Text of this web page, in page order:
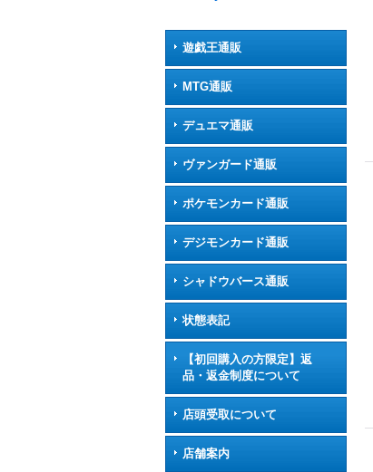
遊戯王通販
MTG通販
デュエマ通販
ヴァンガード通販
ポケモンカード通販
デジモンカード通販
シャドウバース通販
状態表記
【初回購入の方限定】返
品・返金制度について
店頭受取について
店舗案内